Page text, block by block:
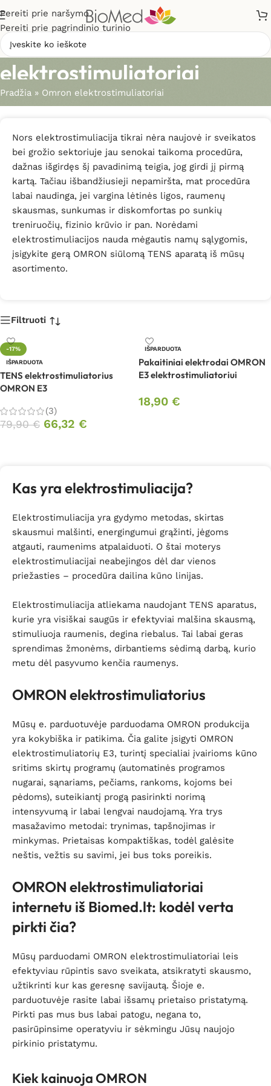
Pereiti prie naršymo
Pereiti prie pagrindinio turinio
Omron
elektrostimuliatoriai
Pradžia » Omron elektrostimuliatoriai
Nors elektrostimuliacija tikrai nėra naujovė ir sveikatos
bei grožio sektoriuje jau senokai taikoma procedūra,
dažnas išgirdęs šį pavadinimą teigia, jog girdi jį pirmą
kartą. Tačiau išbandžiusieji nepamiršta, mat procedūra
labai naudinga, jei vargina lėtinės ligos, raumenų
skausmas, sunkumas ir diskomfortas po sunkių
treniruočių, fizinio krūvio ir pan. Norėdami
elektrostimuliacijos nauda mėgautis namų sąlygomis,
įsigykite gerą OMRON siūlomą TENS aparatą iš mūsų
asortimento.
Filtruoti
-17%
IŠPARDUOTA
TENS elektrostimuliatorius
OMRON E3
(3)
79,90€ 66,32 €
IŠPARDUOTA
Pakaitiniai elektrodai OMRON
E3 elektrostimuliatoriui
18,90 €
Kas yra elektrostimuliacija?
Elektrostimuliacija yra gydymo metodas, skirtas
skausmui malšinti, energingumui grąžinti, jėgoms
atgauti, raumenims atpalaiduoti. O štai moterys
elektrostimuliacijai neabejingos dėl dar vienos
priežasties – procedūra dailina kūno linijas.
Elektrostimuliacija atliekama naudojant TENS aparatus,
kurie yra visiškai saugūs ir efektyviai malšina skausmą,
stimuliuoja raumenis, degina riebalus. Tai labai geras
sprendimas žmonėms, dirbantiems sėdimą darbą, kurio
metu dėl pasyvumo kenčia raumenys.
OMRON elektrostimuliatorius
Mūsų e. parduotuvėje parduodama OMRON produkcija
yra kokybiška ir patikima. Čia galite įsigyti OMRON
elektrostimuliatorių E3, turintį specialiai įvairioms kūno
sritims skirtų programų (automatinės programos
nugarai, sąnariams, pečiams, rankoms, kojoms bei
pėdoms), suteikiantį progą pasirinkti norimą
intensyvumą ir labai lengvai naudojamą. Yra trys
masažavimo metodai: trynimas, tapšnojimas ir
minkymas. Prietaisas kompaktiškas, todėl galėsite
neštis, vežtis su savimi, jei bus toks poreikis.
OMRON elektrostimuliatoriai
internetu iš Biomed.lt: kodėl verta
pirkti čia?
Mūsų parduodami OMRON elektrostimuliatoriai leis
efektyviau rūpintis savo sveikata, atsikratyti skausmo,
užtikrinti kur kas geresnę savijautą. Šioje e.
parduotuvėje rasite labai išsamų prietaiso pristatymą.
Pirkti pas mus bus labai patogu, negana to,
pasirūpinsime operatyviu ir sėkmingu Jūsų naujojo
pirkinio pristatymu.
Kiek kainuoja OMRON